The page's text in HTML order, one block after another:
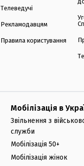
Телеведучі
Рекламодавцям
Правила користування
Мобілізація в
Звільнення з
служби
Мобілізація 50+
Мобілізація жінок